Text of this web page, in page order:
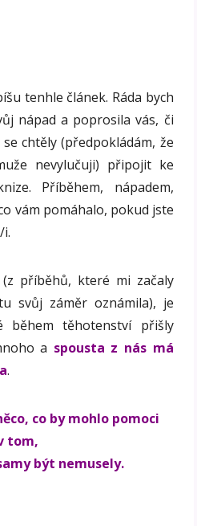
tenhle článek. Ráda bych
nápad a poprosila vás, či
chtěly (předpokládám, že
nevylučuji) připojit ke
Příběhem, nápadem,
vám pomáhalo, pokud jste
i.
příběhů, které mi začaly
svůj záměr oznámila), je
během těhotenství přišly
a spousta z nás má
.
co by mohlo pomoci
tom,
být nemusely.